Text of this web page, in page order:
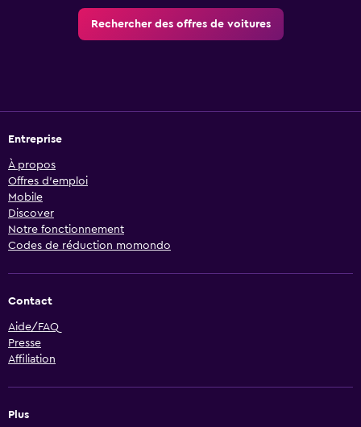
Rechercher des offres de voitures
Entreprise
À propos
Offres d’emploi
Mobile
Discover
Notre fonctionnement
Codes de réduction momondo
Contact
Aide/FAQ
Presse
Affiliation
Plus